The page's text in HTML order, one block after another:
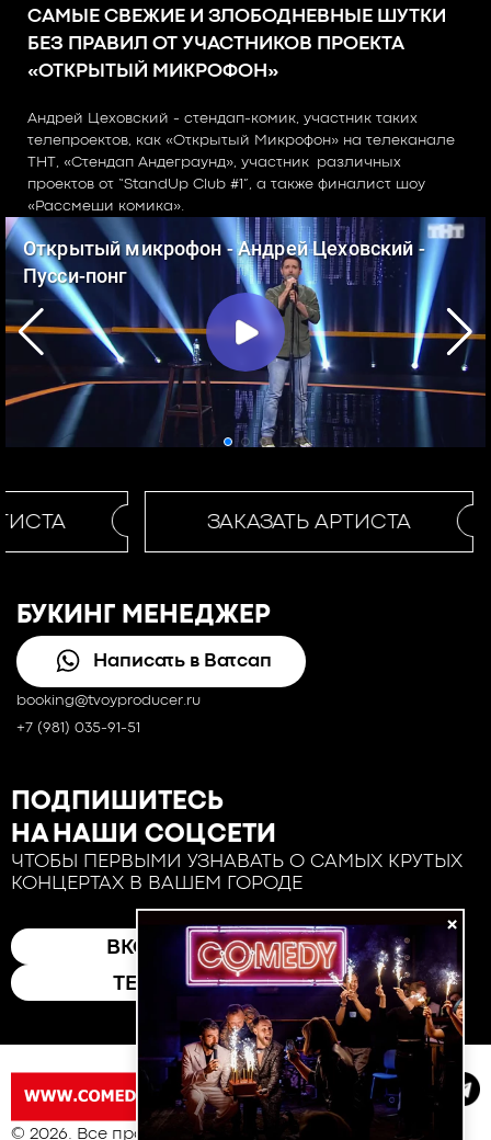
САМЫЕ СВЕЖИЕ И ЗЛОБОДНЕВНЫЕ ШУТКИ
БЕЗ ПРАВИЛ ОТ УЧАСТНИКОВ ПРОЕКТА
«ОТКРЫТЫЙ МИКРОФОН»
Андрей Цеховский - стендап-комик, участник таких
телепроектов, как «Открытый Микрофон» на телеканале
ТНТ, «Стендап Андеграунд», участник различных
проектов от “StandUp Club #1”, а также финалист шоу
«Рассмеши комика».
ЗАКАЗАТЬ АРТИСТА
БУКИНГ МЕНЕДЖЕР
Написать в Ватсап
booking@tvoyproducer.ru
+7 (981) 035-91-51
×
ПОДПИШИТЕСЬ
НА НАШИ СОЦСЕТИ
ЧТОБЫ ПЕРВЫМИ УЗНАВАТЬ О САМЫХ КРУТЫХ
КОНЦЕРТАХ В ВАШЕМ ГОРОДЕ
ВКОНТАКТЕ
ТЕЛЕГРАМ
© 2026. Все права защищены